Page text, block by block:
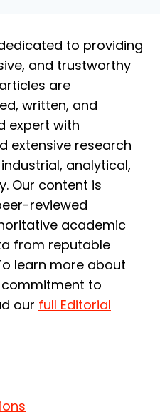
to providing
and trustworthy
are
written, and
expert with
extensive research
analytical,
Our content is
reviewed
academic
from reputable
learn more about
to
our full Editorial